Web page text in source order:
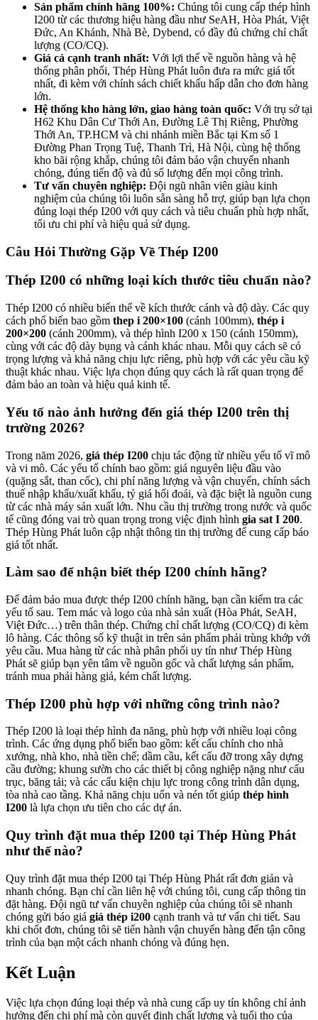
Sản phẩm chính hãng 100%: Chúng tôi cung cấp thép hình
I200 từ các thương hiệu hàng đầu như SeAH, Hòa Phát, Việt
Đức, An Khánh, Nhà Bè, Dybend, có đầy đủ chứng chỉ chất
lượng (CO/CQ).
Giá cả cạnh tranh nhất: Với lợi thế về nguồn hàng và hệ
thống phân phối, Thép Hùng Phát luôn đưa ra mức giá tốt
nhất, đi kèm với chính sách chiết khấu hấp dẫn cho đơn hàng
lớn.
Hệ thống kho hàng lớn, giao hàng toàn quốc: Với trụ sở tại
H62 Khu Dân Cư Thới An, Đường Lê Thị Riêng, Phường
Thới An, TP.HCM và chi nhánh miền Bắc tại Km số 1
Đường Phan Trọng Tuệ, Thanh Trì, Hà Nội, cùng hệ thống
kho bãi rộng khắp, chúng tôi đảm bảo vận chuyển nhanh
chóng, đúng tiến độ và đủ số lượng đến mọi công trình.
Tư vấn chuyên nghiệp: Đội ngũ nhân viên giàu kinh
nghiệm của chúng tôi luôn sẵn sàng hỗ trợ, giúp bạn lựa chọn
đúng loại thép I200 với quy cách và tiêu chuẩn phù hợp nhất,
tối ưu chi phí và hiệu quả sử dụng.
Câu Hỏi Thường Gặp Về Thép I200
Thép I200 có những loại kích thước tiêu chuẩn nào?
Thép I200 có nhiều biến thể về kích thước cánh và độ dày. Các quy
cách phổ biến bao gồm thep i 200×100 (cánh 100mm), thép i
200×200 (cánh 200mm), và thép hình I200 x 150 (cánh 150mm),
cùng với các độ dày bụng và cánh khác nhau. Mỗi quy cách sẽ có
trọng lượng và khả năng chịu lực riêng, phù hợp với các yêu cầu kỹ
thuật khác nhau. Việc lựa chọn đúng quy cách là rất quan trọng để
đảm bảo an toàn và hiệu quả kinh tế.
Yếu tố nào ảnh hưởng đến giá thép I200 trên thị
trường 2026?
Trong năm 2026, giá thép I200 chịu tác động từ nhiều yếu tố vĩ mô
và vi mô. Các yếu tố chính bao gồm: giá nguyên liệu đầu vào
(quặng sắt, than cốc), chi phí năng lượng và vận chuyển, chính sách
thuế nhập khẩu/xuất khẩu, tỷ giá hối đoái, và đặc biệt là nguồn cung
từ các nhà máy sản xuất lớn. Nhu cầu thị trường trong nước và quốc
tế cũng đóng vai trò quan trọng trong việc định hình gia sat I 200.
Thép Hùng Phát luôn cập nhật thông tin thị trường để cung cấp báo
giá tốt nhất.
Làm sao để nhận biết thép I200 chính hãng?
Để đảm bảo mua được thép I200 chính hãng, bạn cần kiểm tra các
yếu tố sau. Tem mác và logo của nhà sản xuất (Hòa Phát, SeAH,
Việt Đức…) trên thân thép. Chứng chỉ chất lượng (CO/CQ) đi kèm
lô hàng. Các thông số kỹ thuật in trên sản phẩm phải trùng khớp với
yêu cầu. Mua hàng từ các nhà phân phối uy tín như Thép Hùng
Phát sẽ giúp bạn yên tâm về nguồn gốc và chất lượng sản phẩm,
tránh mua phải hàng giả, kém chất lượng.
Thép I200 phù hợp với những công trình nào?
Thép I200 là loại thép hình đa năng, phù hợp với nhiều loại công
trình. Các ứng dụng phổ biến bao gồm: kết cấu chính cho nhà
xưởng, nhà kho, nhà tiền chế; dầm cầu, kết cấu đỡ trong xây dựng
cầu đường; khung sườn cho các thiết bị công nghiệp nặng như cẩu
trục, băng tải; và các cấu kiện chịu lực trong công trình dân dụng,
tòa nhà cao tầng. Khả năng chịu uốn và nén tốt giúp thép hình
I200 là lựa chọn ưu tiên cho các dự án.
Quy trình đặt mua thép I200 tại Thép Hùng Phát
như thế nào?
Quy trình đặt mua thép I200 tại Thép Hùng Phát rất đơn giản và
nhanh chóng. Bạn chỉ cần liên hệ với chúng tôi, cung cấp thông tin
đặt hàng. Đội ngũ tư vấn chuyên nghiệp của chúng tôi sẽ nhanh
chóng gửi báo giá giá thép i200 cạnh tranh và tư vấn chi tiết. Sau
khi chốt đơn, chúng tôi sẽ tiến hành vận chuyển hàng đến tận công
trình của bạn một cách nhanh chóng và đúng hẹn.
Kết Luận
Việc lựa chọn đúng loại thép và nhà cung cấp uy tín không chỉ ảnh
hưởng đến chi phí mà còn quyết định chất lượng và tuổi thọ của